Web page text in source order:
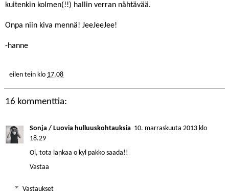
kuitenkin kolmen(!!) hallin verran nähtävää.
Onpa niin kiva mennä! JeeJeeJee!
-hanne
eilen tein klo 17.08
16 kommenttia:
Sonja / Luovia hulluuskohtauksia 10. marraskuuta 2013 klo
18.29
Oi, tota lankaa o kyl pakko saada!!
Vastaa
Vastaukset